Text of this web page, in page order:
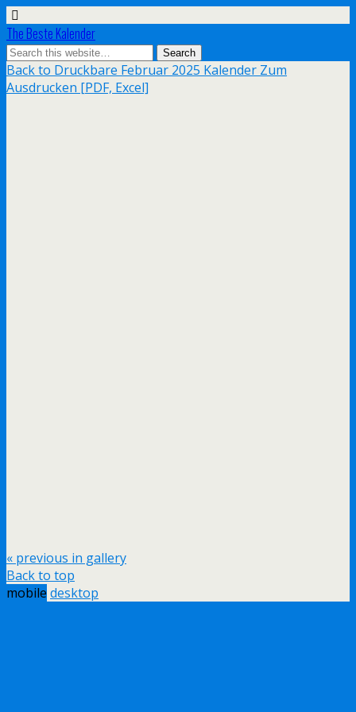
The Beste Kalender
Back to Druckbare Februar 2025 Kalender Zum
Ausdrucken [PDF, Excel]
« previous in gallery
Back to top
mobile desktop